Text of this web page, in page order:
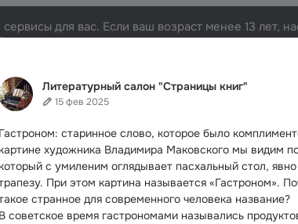
Литературный салон "Страницы книг"
15 фев 2025
Гастроном: старинное слово, которое было
картине художника Владимира Маковского мы видим
который с умиленим оглядывает пасхальный стол,
При этом картина называется «Гастроном».
странное для современного человека название?
В советское время гастрономами назывались
для вас. Если ваш возраст менее 13 лет,
"Страницы книг"